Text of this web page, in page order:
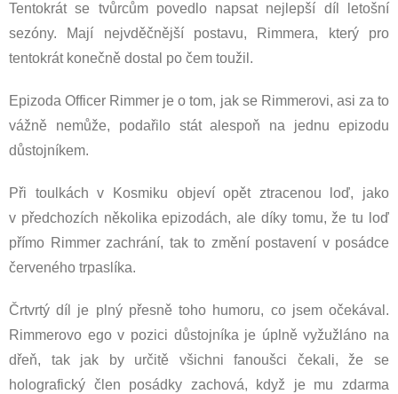
Tentokrát se tvůrcům povedlo napsat nejlepší díl letošní
sezóny. Mají nejvděčnější postavu, Rimmera, který pro
tentokrát konečně dostal po čem toužil.
Epizoda Officer Rimmer je o tom, jak se Rimmerovi, asi za to
vážně nemůže, podařilo stát alespoň na jednu epizodu
důstojníkem.
Při toulkách v Kosmiku objeví opět ztracenou loď, jako
v předchozích několika epizodách, ale díky tomu, že tu loď
přímo Rimmer zachrání, tak to změní postavení v posádce
červeného trpaslíka.
Črtvrtý díl je plný přesně toho humoru, co jsem očekával.
Rimmerovo ego v pozici důstojníka je úplně vyžužláno na
dřeň, tak jak by určitě všichni fanoušci čekali, že se
holografický člen posádky zachová, když je mu zdarma